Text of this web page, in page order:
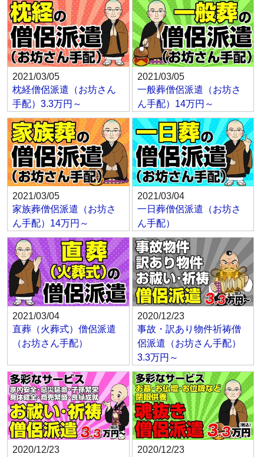
2021/03/05
枕経僧侶派遣（お坊さん
手配）3.3万円～
2021/03/05
一般葬僧侶派遣（お坊さ
ん手配）14万円～
2021/03/05
家族葬僧侶派遣（お坊さ
ん手配）14万円～
2021/03/04
一日葬僧侶派遣（お坊さ
ん手配）
2021/03/04
直葬（火葬式）僧侶派遣
（お坊さん手配）
2020/12/23
事故・訳あり物件祈祷僧
侶派遣（お坊さん手配）
3.3万円～
2020/12/23
2020/12/23